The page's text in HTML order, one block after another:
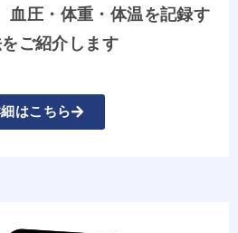
血圧・体重・体温を記録す
ご紹介します
はこちら